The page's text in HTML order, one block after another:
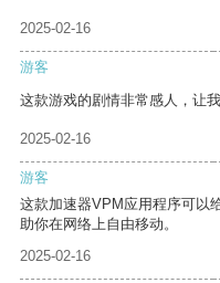
2025-02-16
游客
这款游戏的剧情非常感人，让
2025-02-16
游客
这款加速器VPM应用程序可以
助你在网络上自由移动。
2025-02-16